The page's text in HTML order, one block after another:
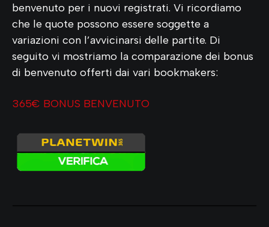
benvenuto per i nuovi registrati. Vi ricordiamo
che le quote possono essere soggette a
variazioni con l’avvicinarsi delle partite. Di
seguito vi mostriamo la comparazione dei bonus
di benvenuto offerti dai vari bookmakers:
365€ BONUS BENVENUTO